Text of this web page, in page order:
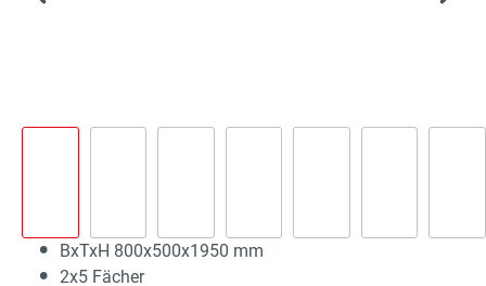
BxTxH 800x500x1950 mm
2x5 Fächer